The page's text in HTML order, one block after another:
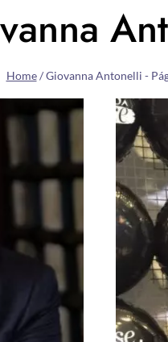
Home / Giovanna Antonelli -